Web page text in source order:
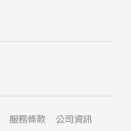
服務條款 公司資訊